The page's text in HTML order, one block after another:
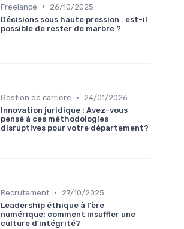
Freelance •
26/10/2025
Décisions sous haute pression : est-il
possible de rester de marbre ?
Gestion de carrière •
24/01/2026
Innovation juridique : Avez-vous
pensé à ces méthodologies
disruptives pour votre département?
Recrutement •
27/10/2025
Leadership éthique à l'ère
numérique: comment insuffler une
culture d'intégrité?